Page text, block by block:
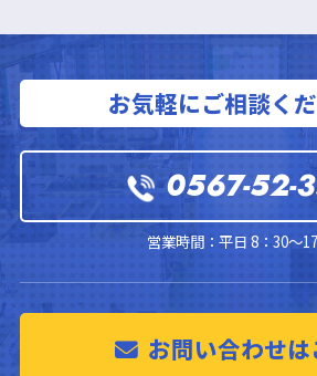
お気軽にご相談く
0567-52-
営業時間：平日 8：30～
お問い合わせは